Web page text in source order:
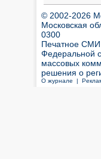
© 2002-2026
Московская
0300
Печатное СМИ
Федеральной
массовых
решения о
О журнале |